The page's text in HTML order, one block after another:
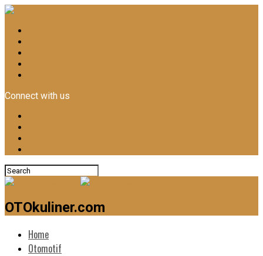
Connect with us
OTOkuliner.com
Home
Otomotif